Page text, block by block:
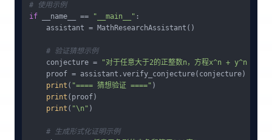
# 使用示例
if __name__ == "__main__" :
    assistant = MathResearchAssistant()
# 验证猜想示例
    conjecture =
"对于任意大于2的正整数n，方程x^n + y^n =
    proof = assistant.verify_conjecture(conjecture)
print ( "==== 猜想验证 ====" )
print (proof)
print ( "\n" )
# 生成形式化证明示例